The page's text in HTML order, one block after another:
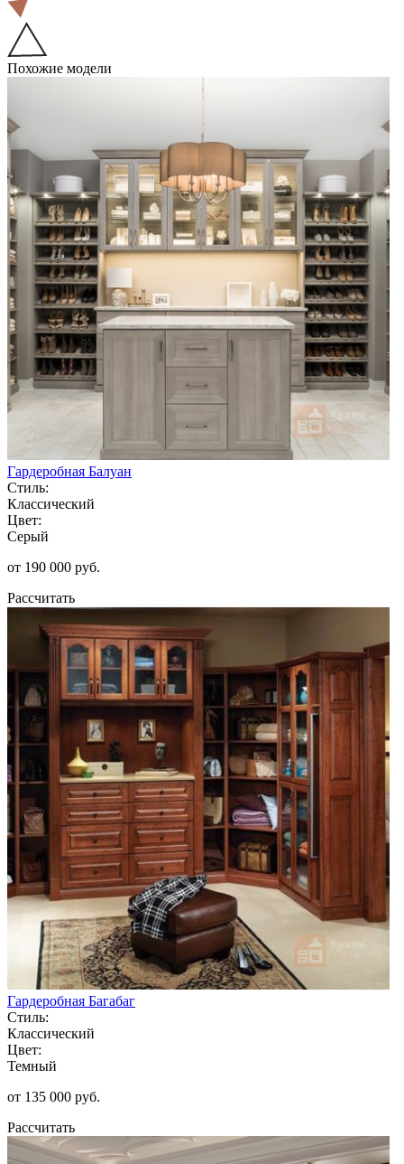
Похожие модели
Гардеробная Балуан
Стиль:
Классический
Цвет:
Серый
от 190 000 руб.
Рассчитать
Гардеробная Багабаг
Стиль:
Классический
Цвет:
Темный
от 135 000 руб.
Рассчитать